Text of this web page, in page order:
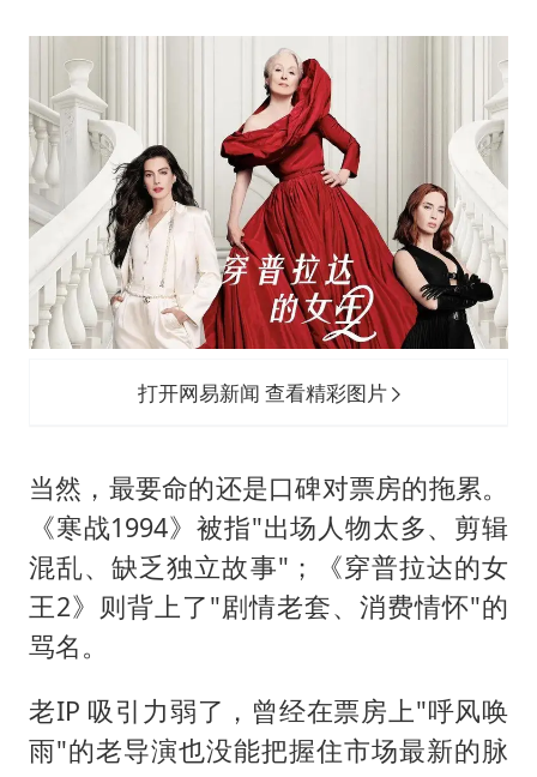
打开网易新闻 查看精彩图片
当然，最要命的还是口碑对票房的拖累。
《寒战1994》被指"出场人物太多、剪辑
混乱、缺乏独立故事"；《穿普拉达的女
王2》则背上了"剧情老套、消费情怀"的
骂名。
老IP 吸引力弱了，曾经在票房上"呼风唤
雨"的老导演也没能把握住市场最新的脉